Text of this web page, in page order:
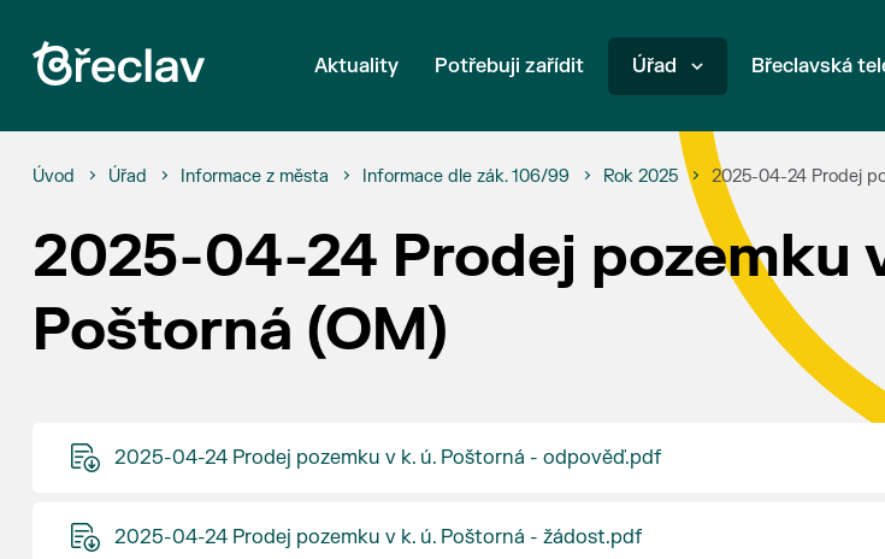
Aktuality Potřebuji zařídit Úřad Břeclavská
Úvod Úřad Informace z města Informace dle zák. 106/99 Rok 2025 2025-04-24 Prodej
2025-04-24 Prodej pozemku
Poštorná (OM)
2025-04-24 Prodej pozemku v k. ú. Poštorná - odpověď.pdf
2025-04-24 Prodej pozemku v k. ú. Poštorná - žádost.pdf